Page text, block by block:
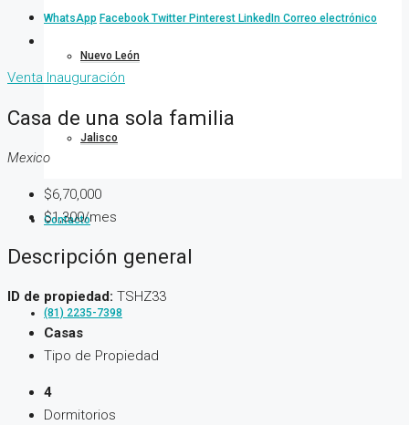
Nuevo León
Jalisco
Contacto
(81) 2235-7398
WhatsApp Facebook Twitter Pinterest LinkedIn Correo electrónico
Venta Inauguración
Casa de una sola familia
Mexico
$6,70,000
$1,300/mes
Descripción general
ID de propiedad: TSHZ33
Casas
Tipo de Propiedad
4
Dormitorios